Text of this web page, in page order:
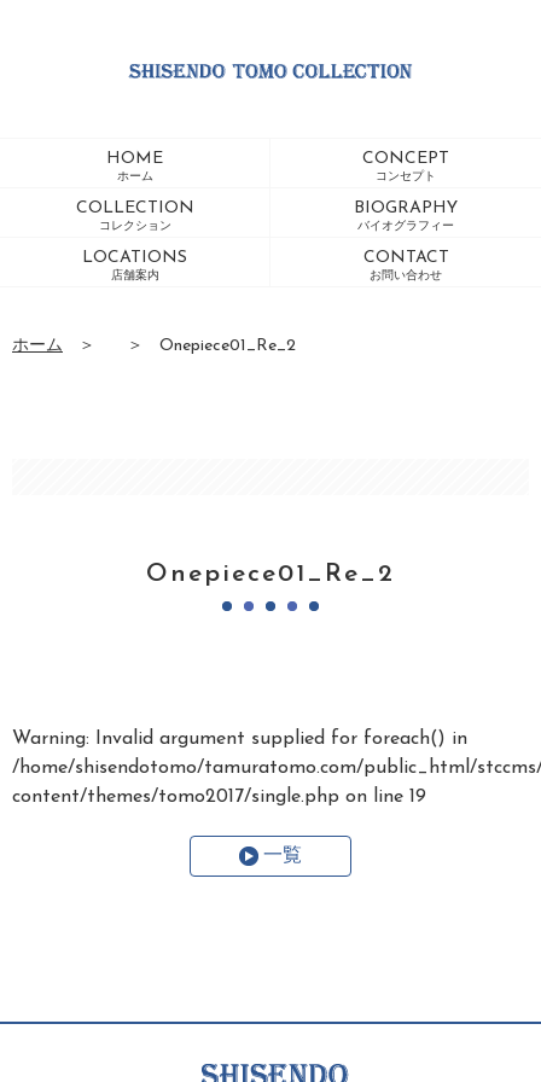
HOME
ホーム
CONCEPT
コンセプト
COLLECTION
コレクション
BIOGRAPHY
バイオグラフィー
LOCATIONS
店舗案内
CONTACT
お問い合わせ
ホーム ＞ ＞ Onepiece01_Re_2
Onepiece01_Re_2
Warning: Invalid argument supplied for foreach() in
/home/shisendotomo/tamuratomo.com/public_html/
content/themes/tomo2017/single.php on line 19
一覧